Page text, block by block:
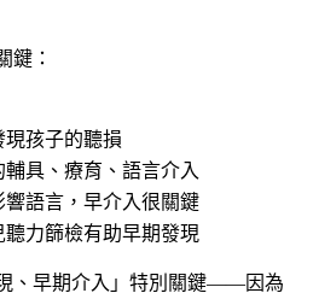
鍵：
現孩子的聽損
輔具、療育、語言介入
響語言，早介入很關鍵
聽力篩檢有助早期發現
、早期介入」特別關鍵——因為